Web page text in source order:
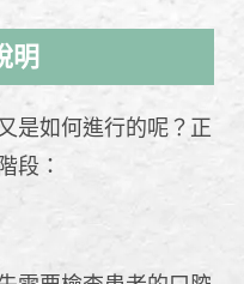
明
是如何進行的呢？正
段：